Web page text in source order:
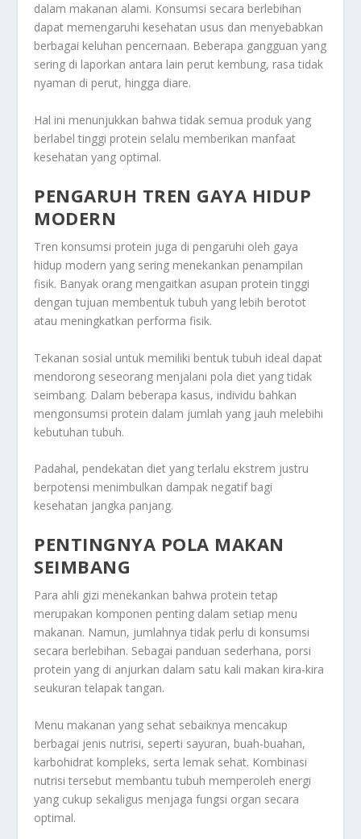
dalam makanan alami. Konsumsi secara berlebihan
dapat memengaruhi kesehatan usus dan menyebabkan
berbagai keluhan pencernaan. Beberapa gangguan yang
sering di laporkan antara lain perut kembung, rasa tidak
nyaman di perut, hingga diare.
Hal ini menunjukkan bahwa tidak semua produk yang
berlabel tinggi protein selalu memberikan manfaat
kesehatan yang optimal.
PENGARUH TREN GAYA HIDUP
MODERN
Tren konsumsi protein juga di pengaruhi oleh gaya
hidup modern yang sering menekankan penampilan
fisik. Banyak orang mengaitkan asupan protein tinggi
dengan tujuan membentuk tubuh yang lebih berotot
atau meningkatkan performa fisik.
Tekanan sosial untuk memiliki bentuk tubuh ideal dapat
mendorong seseorang menjalani pola diet yang tidak
seimbang. Dalam beberapa kasus, individu bahkan
mengonsumsi protein dalam jumlah yang jauh melebihi
kebutuhan tubuh.
Padahal, pendekatan diet yang terlalu ekstrem justru
berpotensi menimbulkan dampak negatif bagi
kesehatan jangka panjang.
PENTINGNYA POLA MAKAN
SEIMBANG
Para ahli gizi menekankan bahwa protein tetap
merupakan komponen penting dalam setiap menu
makanan. Namun, jumlahnya tidak perlu di konsumsi
secara berlebihan. Sebagai panduan sederhana, porsi
protein yang di anjurkan dalam satu kali makan kira-kira
seukuran telapak tangan.
Menu makanan yang sehat sebaiknya mencakup
berbagai jenis nutrisi, seperti sayuran, buah-buahan,
karbohidrat kompleks, serta lemak sehat. Kombinasi
nutrisi tersebut membantu tubuh memperoleh energi
yang cukup sekaligus menjaga fungsi organ secara
optimal.